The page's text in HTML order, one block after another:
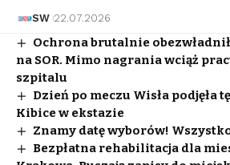
SW 22.07.2026
Ochrona brutalnie
na SOR. Mimo nagrania wciąż
szpitalu
Dzień po meczu Wisła podjęła
Kibice w ekstazie
Znamy datę wyborów!
Bezpłatna rehabilitacja dla